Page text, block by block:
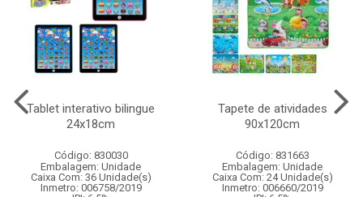
Tablet interativo bilingue
24x18cm
Código: 830030
Embalagem: Unidade
Caixa Com: 36 Unidade(s)
Inmetro: 006758/2019
Tapete de atividades
90x120cm
Código: 831663
Embalagem: Unidade
Caixa Com: 24 Unidade(s)
Inmetro: 006660/2019